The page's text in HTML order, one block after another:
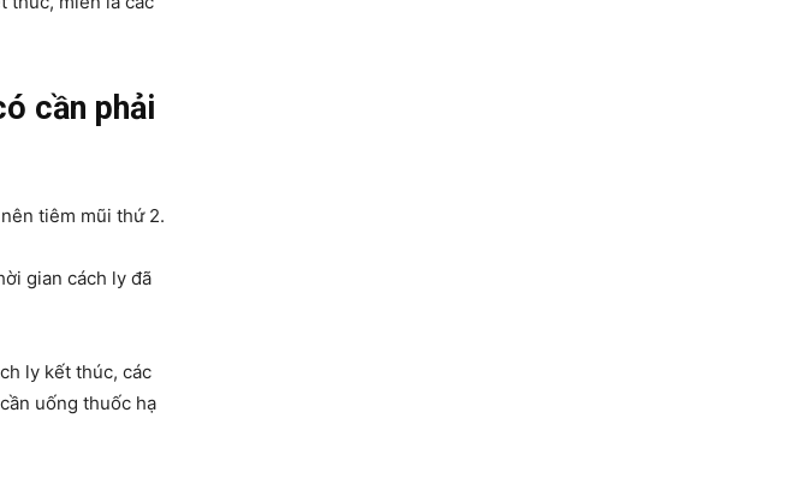
cần phải
tiêm mũi thứ 2.
gian cách ly đã
ly kết thúc, các
uống thuốc hạ